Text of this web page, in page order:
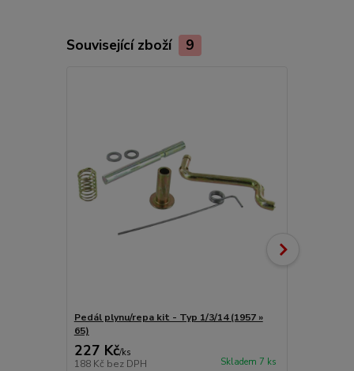
Související zboží 9
Pedál plynu/repa kit - Typ 1/3/14 (1957 »
65)
227 Kč/ks
188 Kč bez DPH Skladem 7 ks